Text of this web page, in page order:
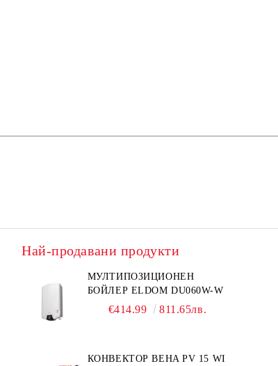
Най-продавани продукти
МУЛТИПОЗИЦИОНЕН
БОЙЛЕР ELDOM DU060W-W
€414.99 811.65лв.
КОНВЕКТОР BEHA PV 15 WI